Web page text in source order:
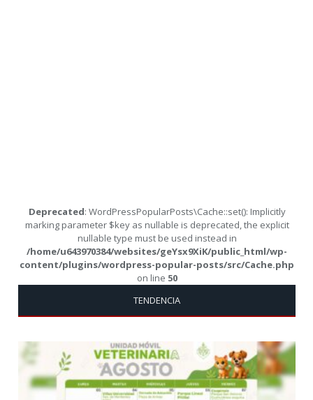
Deprecated: WordPressPopularPosts\Cache::set(): Implicitly
marking parameter $key as nullable is deprecated, the explicit
nullable type must be used instead in
/home/u643970384/websites/geYsx9XiK/public_html/wp-
content/plugins/wordpress-popular-posts/src/Cache.php
on line 50
TENDENCIA